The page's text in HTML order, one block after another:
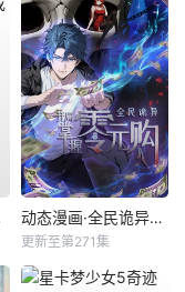
动态漫画·全民诡异：开局掌握零元购
更新至第271集